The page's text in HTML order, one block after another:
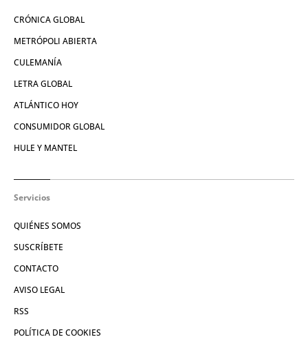
CRÓNICA GLOBAL
METRÓPOLI ABIERTA
CULEMANÍA
LETRA GLOBAL
ATLÁNTICO HOY
CONSUMIDOR GLOBAL
HULE Y MANTEL
Servicios
QUIÉNES SOMOS
SUSCRÍBETE
CONTACTO
AVISO LEGAL
RSS
POLÍTICA DE COOKIES